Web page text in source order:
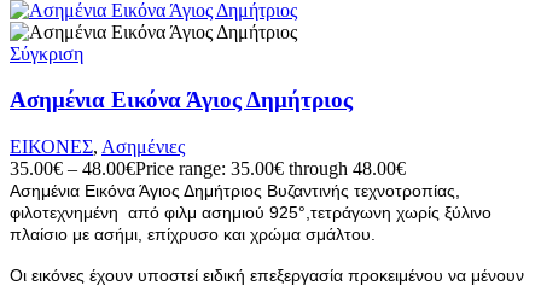
Σύγκριση
Ασημένια Εικόνα Άγιος Δημήτριος
ΕΙΚΟΝΕΣ, Ασημένιες
35.00€ – 48.00€Price range: 35.00€ through 48.00€
Ασημένια Εικόνα Άγιος Δημήτριος Βυζαντινής τεχνοτροπίας,
φιλοτεχνημένη από φιλμ ασημιού 925°,τετράγωνη χωρίς ξύλινο
πλαίσιο με ασήμι, επίχρυσο και χρώμα σμάλτου.
Οι εικόνες έχουν υποστεί ειδική επεξεργασία προκειμένου να μένουν